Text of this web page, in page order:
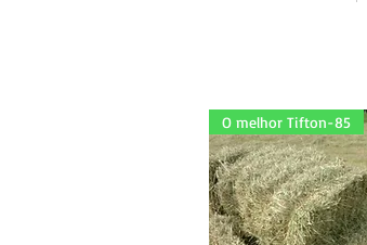
O melhor Tifton-85